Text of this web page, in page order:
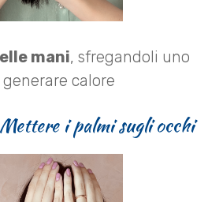
mani, sfregandoli uno
calore
i palmi sugli occhi